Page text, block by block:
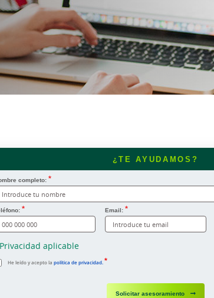
¿TE AYUDAMOS?
completo:
¿Cómo te llamas? Email:
Privacidad aplicable
He leído y acepto la política de privacidad.
Solicitar asesoramiento
empresa o eres
en la creación,
de tu negocio.
financiación.